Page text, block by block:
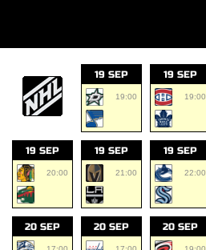
19 SEP
19:00
19 SEP
19:00
19 SEP
20:00
19 SEP
21:00
19 SEP
22:00
20 SEP 20 SEP 20 SEP